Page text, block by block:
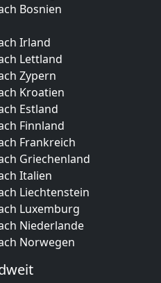
Bosnien
Irland
Lettland
Zypern
Kroatien
Estland
Finnland
Frankreich
Griechenland
Italien
Liechtenstein
Luxemburg
Niederlande
Norwegen